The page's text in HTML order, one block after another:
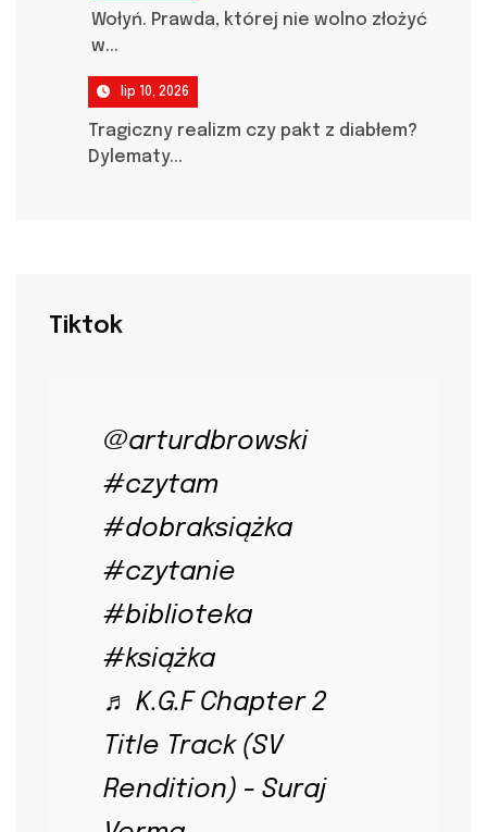
Wołyń. Prawda, której nie wolno złożyć
w...
lip 10, 2026
Tragiczny realizm czy pakt z diabłem?
Dylematy...
Tiktok
@arturdbrowski
#czytam
#dobraksiążka
#czytanie
#biblioteka
#książka
♬ K.G.F Chapter 2
Title Track (SV
Rendition) - Suraj